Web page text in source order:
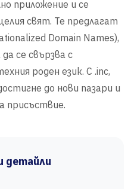
приложение и се
свят. Те предлагат
Domain Names),
се свързва с
роден език. С .inc,
до нови пазари и
присъствие.
детайли